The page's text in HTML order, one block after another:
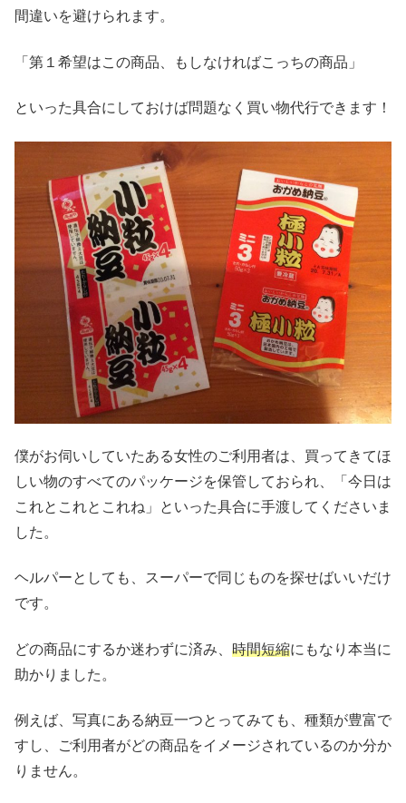
間違いを避けられます。
「第１希望はこの商品、もしなければこっちの商品」
といった具合にしておけば問題なく買い物代行できます！
僕がお伺いしていたある女性のご利用者は、買ってきてほ
しい物のすべてのパッケージを保管しておられ、「今日は
これとこれとこれね」といった具合に手渡してくださいま
した。
ヘルパーとしても、スーパーで同じものを探せばいいだけ
です。
どの商品にするか迷わずに済み、 時間短縮にもなり本当に
助かりました。
例えば、写真にある納豆一つとってみても、種類が豊富で
すし、ご利用者がどの商品をイメージされているのか分か
りません。